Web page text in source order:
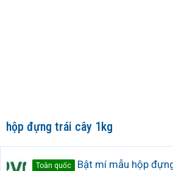
hộp đựng trái cây 1kg
Toàn quốc
Bật mí mẫu hộp